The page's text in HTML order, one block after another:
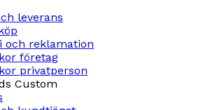
leverans
och reklamation
företag
privatperson
Custom